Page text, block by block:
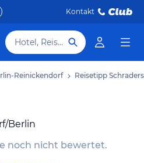
Kontakt
Hotel, Reiseziel
Reinickendorf Reisetipp Schraders
Berlin
noch nicht bewertet.